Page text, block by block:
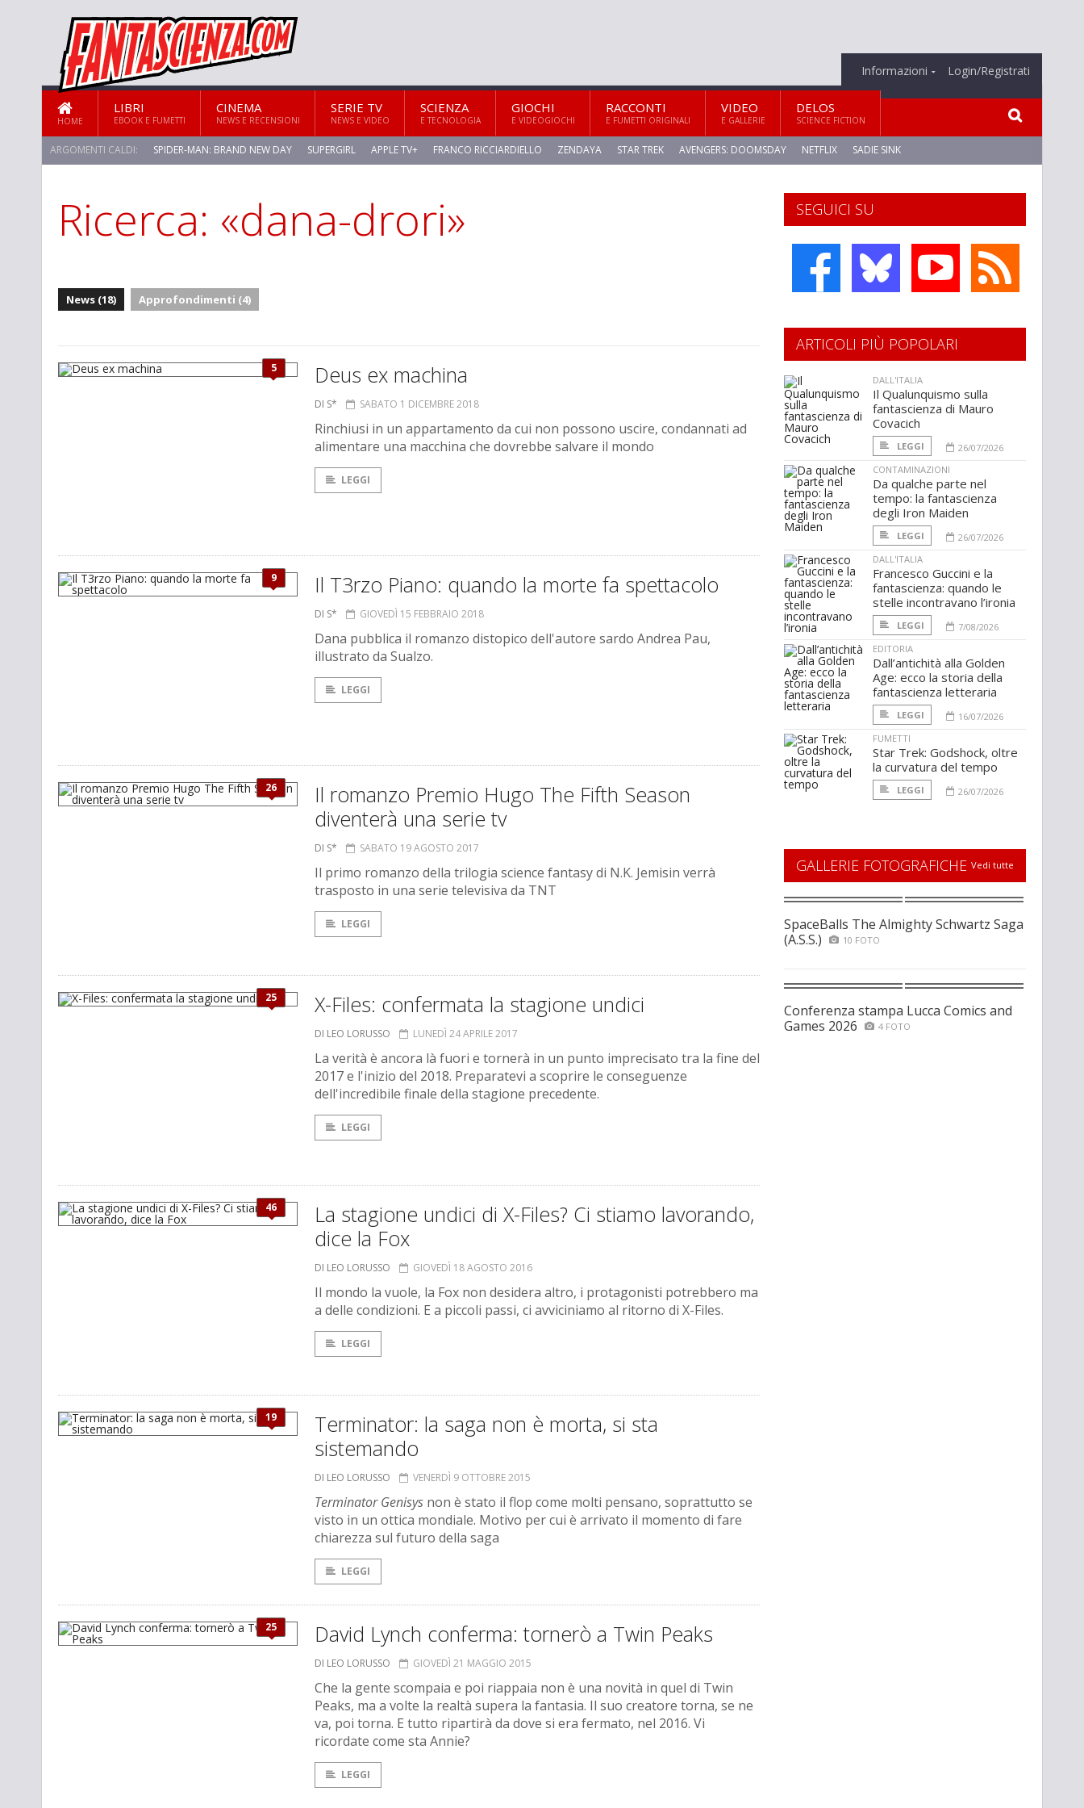
Informazioni Login/Registrati
HOME
LIBRI
EBOOK E FUMETTI
CINEMA
NEWS E RECENSIONI
SERIE TV
NEWS E VIDEO
SCIENZA
E TECNOLOGIA
GIOCHI
E VIDEOGIOCHI
RACCONTI
E FUMETTI ORIGINALI
VIDEO
E GALLERIE
DELOS
SCIENCE FICTION
ARGOMENTI CALDI: SPIDER-MAN: BRAND NEW DAY SUPERGIRL APPLE TV+ FRANCO RICCIARDIELLO ZENDAYA STAR TREK AVENGERS: DOOMSDAY NETFLIX SADIE SINK
STAR TREK: STRANGE NEW WORLDS
Ricerca: «dana-drori»
News (18) Approfondimenti (4)
5 Deus ex machina
DI S* SABATO 1 DICEMBRE 2018
Rinchiusi in un appartamento da cui non possono uscire, condannati ad
alimentare una macchina che dovrebbe salvare il mondo
LEGGI
9 Il T3rzo Piano: quando la morte fa spettacolo
DI S* GIOVEDÌ 15 FEBBRAIO 2018
Dana pubblica il romanzo distopico dell'autore sardo Andrea Pau,
illustrato da Sualzo.
LEGGI
26
Il romanzo Premio Hugo The Fifth Season
diventerà una serie tv
DI S* SABATO 19 AGOSTO 2017
Il primo romanzo della trilogia science fantasy di N.K. Jemisin verrà
trasposto in una serie televisiva da TNT
LEGGI
25 X-Files: confermata la stagione undici
DI LEO LORUSSO LUNEDÌ 24 APRILE 2017
La verità è ancora là fuori e tornerà in un punto imprecisato tra la fine del
2017 e l'inizio del 2018. Preparatevi a scoprire le conseguenze
dell'incredibile finale della stagione precedente.
LEGGI
46
La stagione undici di X-Files? Ci stiamo lavorando,
dice la Fox
DI LEO LORUSSO GIOVEDÌ 18 AGOSTO 2016
Il mondo la vuole, la Fox non desidera altro, i protagonisti potrebbero ma
a delle condizioni. E a piccoli passi, ci avviciniamo al ritorno di X-Files.
LEGGI
19
Terminator: la saga non è morta, si sta
sistemando
DI LEO LORUSSO VENERDÌ 9 OTTOBRE 2015
Terminator Genisys non è stato il flop come molti pensano, soprattutto se
visto in un ottica mondiale. Motivo per cui è arrivato il momento di fare
chiarezza sul futuro della saga
LEGGI
25 David Lynch conferma: tornerò a Twin Peaks
DI LEO LORUSSO GIOVEDÌ 21 MAGGIO 2015
Che la gente scompaia e poi riappaia non è una novità in quel di Twin
Peaks, ma a volte la realtà supera la fantasia. Il suo creatore torna, se ne
va, poi torna. E tutto ripartirà da dove si era fermato, nel 2016. Vi
ricordate come sta Annie?
LEGGI
SEGUICI SU
ARTICOLI PIÙ POPOLARI
DALL'ITALIA
Il Qualunquismo sulla
fantascienza di Mauro
Covacich
LEGGI
26/07/2026
CONTAMINAZIONI
Da qualche parte nel
tempo: la fantascienza
degli Iron Maiden
LEGGI
26/07/2026
DALL'ITALIA
Francesco Guccini e la
fantascienza: quando le
stelle incontravano l’ironia
LEGGI
7/08/2026
EDITORIA
Dall’antichità alla Golden
Age: ecco la storia della
fantascienza letteraria
LEGGI
16/07/2026
FUMETTI
Star Trek: Godshock, oltre
la curvatura del tempo
LEGGI 26/07/2026
GALLERIE FOTOGRAFICHE Vedi tutte
SpaceBalls The Almighty Schwartz Saga
(A.S.S.)
10 FOTO
Conferenza stampa Lucca Comics and
Games 2026
4 FOTO